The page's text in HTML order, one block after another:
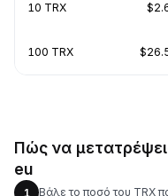
10 TRX
100 TRX
Πώς να
eu
1 Βάλε το ποσό του TRX